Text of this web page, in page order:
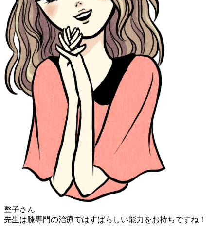
整子さん
先生は膝専門の治療ではすばらしい能力をお持ちですね！